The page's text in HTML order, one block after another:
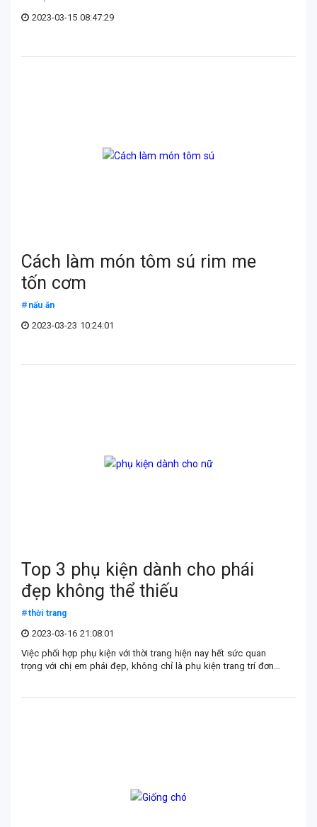
2023-03-15 08:47:29
Cách làm món tôm sú rim me
tốn cơm
nấu ăn
2023-03-23 10:24:01
Top 3 phụ kiện dành cho phái
đẹp không thể thiếu
thời trang
2023-03-16 21:08:01
Việc phối hợp phụ kiện với thời trang hiện nay hết sức quan
trọng với chị em phái đẹp, không chỉ là phụ kiện trang trí đơn